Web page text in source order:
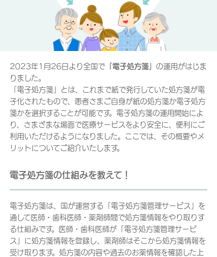
2023年1月26日より全国で 「電子処方箋」 の運用がはじま
りました。
「電子処方箋」とは、これまで紙で発行していた処方箋が電
子化されたもので、患者さまご自身が紙の処方箋か電子処方
箋かを選択することが可能です。電子処方箋の運用開始によ
り、さまざまな場面で医療サービスをより安全に、便利にご
利用いただけるようになりました。ここでは、その概要やメ
リットについてご紹介いたします。
電子処方箋の仕組みを教えて！
電子処方箋は、国が運営する「電子処方箋管理サービス」を
通して医師・歯科医師・薬剤師間で処方箋情報をやり取りす
る仕組みです。医師・歯科医師が「電子処方箋管理サービ
ス」に処方箋情報を登録し、薬剤師はそこから処方箋情報を
受け取ります。処方箋の内容や過去のお薬情報を確認した上